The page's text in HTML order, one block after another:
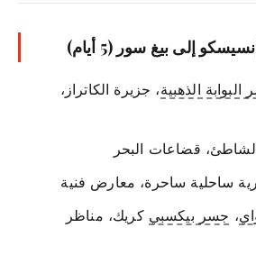
إلى بيغ سور (5 أيام)
الذهبية، جزيرة الكاتراز،
قضاعات البحر
ساحلية ساحرة، معارض فنية
، جسر بيكسبي كريك، مناظر